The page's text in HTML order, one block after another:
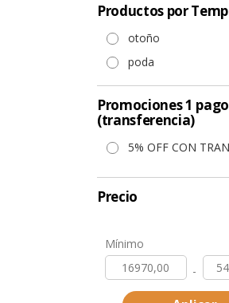
Productos por
otoño
poda
Promociones 1 pago
(transferencia)
5% OFF CON
Precio
Mínimo
-